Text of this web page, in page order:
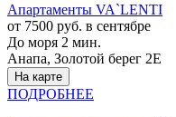
Апартаменты VA`LENTI
от 7500 руб. в сентябре
До моря 2 мин.
Анапа, Золотой берег 2Е
На карте
ПОДРОБНЕЕ